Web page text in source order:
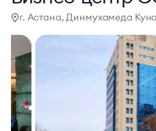
г. Астана, Динмухамеда